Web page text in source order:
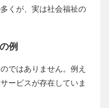
くが、実は社会福祉の
例
ではありません。例え
ービスが存在していま